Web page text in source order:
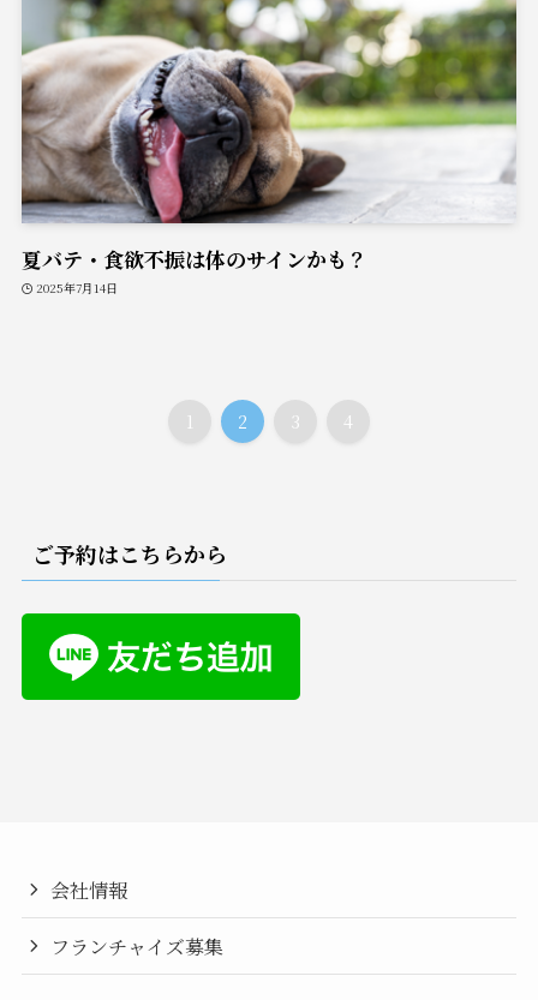
夏バテ・食欲不振は体のサインかも？
2025年7月14日
1 2 3 4
ご予約はこちらから
会社情報
フランチャイズ募集